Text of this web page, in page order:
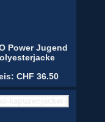
Power Jugend
CHF 36.50